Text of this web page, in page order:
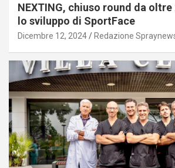
NEXTING, chiuso round da
lo sviluppo di SportFace
Dicembre 12, 2024 Redazione